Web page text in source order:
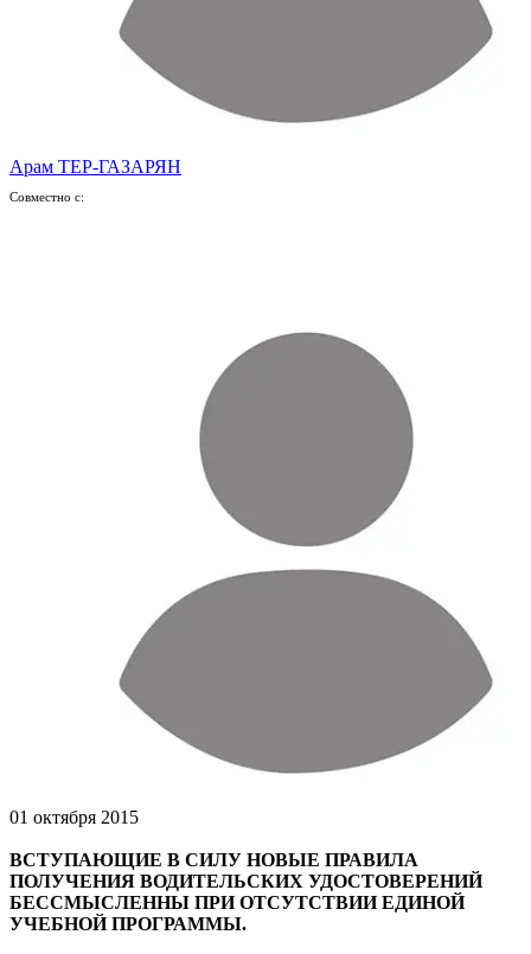
Арам ТЕР-ГАЗАРЯН
Совместно с:
01 октября 2015
ВСТУПАЮЩИЕ В СИЛУ НОВЫЕ ПРАВИЛА
ПОЛУЧЕНИЯ ВОДИТЕЛЬСКИХ УДОСТОВЕРЕНИЙ
БЕССМЫСЛЕННЫ ПРИ ОТСУТСТВИИ ЕДИНОЙ
УЧЕБНОЙ ПРОГРАММЫ.